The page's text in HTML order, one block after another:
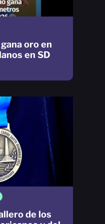
de los
oro en
en SD